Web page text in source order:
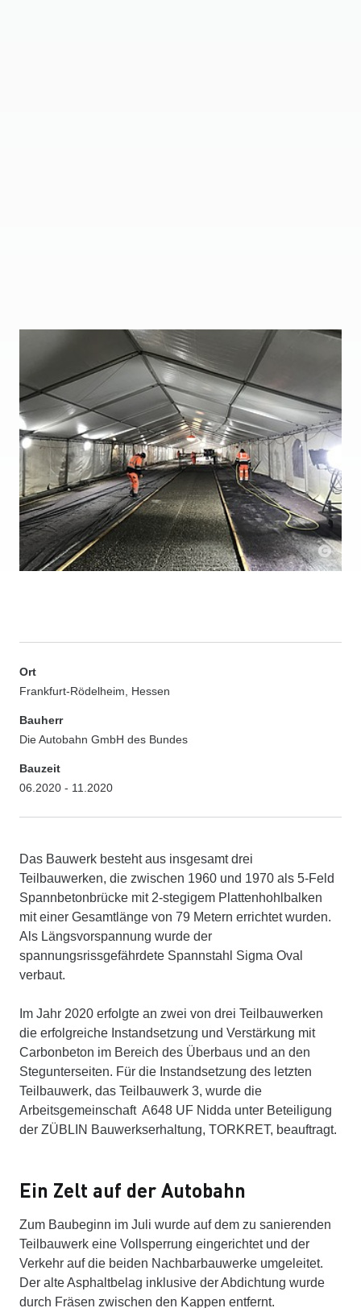
Ort
Frankfurt-Rödelheim, Hessen
Bauherr
Die Autobahn GmbH des Bundes
Bauzeit
06.2020 - 11.2020
Das Bauwerk besteht aus insgesamt drei
Teilbauwerken, die zwischen 1960 und 1970 als 5-Feld
Spannbetonbrücke mit 2-stegigem Plattenhohlbalken
mit einer Gesamtlänge von 79 Metern errichtet wurden.
Als Längsvorspannung wurde der
spannungsrissgefährdete Spannstahl Sigma Oval
verbaut.
Im Jahr 2020 erfolgte an zwei von drei Teilbauwerken
die erfolgreiche Instandsetzung und Verstärkung mit
Carbonbeton im Bereich des Überbaus und an den
Stegunterseiten. Für die Instandsetzung des letzten
Teilbauwerk, das Teilbauwerk 3, wurde die
Arbeitsgemeinschaft A648 UF Nidda unter Beteiligung
der ZÜBLIN Bauwerkserhaltung, TORKRET, beauftragt.
Ein Zelt auf der Autobahn
Zum Baubeginn im Juli wurde auf dem zu sanierenden
Teilbauwerk eine Vollsperrung eingerichtet und der
Verkehr auf die beiden Nachbarbauwerke umgeleitet.
Der alte Asphaltbelag inklusive der Abdichtung wurde
durch Fräsen zwischen den Kappen entfernt.